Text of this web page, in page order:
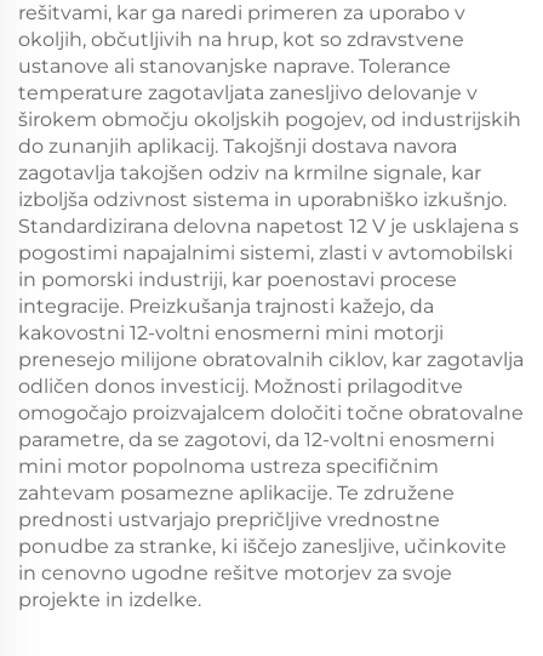
rešitvami, kar ga naredi primeren za uporabo v
okoljih, občutljivih na hrup, kot so zdravstvene
ustanove ali stanovanjske naprave. Tolerance
temperature zagotavljata zanesljivo delovanje v
širokem območju okoljskih pogojev, od industrijskih
do zunanjih aplikacij. Takojšnji dostava navora
zagotavlja takojšen odziv na krmilne signale, kar
izboljša odzivnost sistema in uporabniško izkušnjo.
Standardizirana delovna napetost 12 V je usklajena s
pogostimi napajalnimi sistemi, zlasti v avtomobilski
in pomorski industriji, kar poenostavi procese
integracije. Preizkušanja trajnosti kažejo, da
kakovostni 12-voltni enosmerni mini motorji
prenesejo milijone obratovalnih ciklov, kar zagotavlja
odličen donos investicij. Možnosti prilagoditve
omogočajo proizvajalcem določiti točne obratovalne
parametre, da se zagotovi, da 12-voltni enosmerni
mini motor popolnoma ustreza specifičnim
zahtevam posamezne aplikacije. Te združene
prednosti ustvarjajo prepričljive vrednostne
ponudbe za stranke, ki iščejo zanesljive, učinkovite
in cenovno ugodne rešitve motorjev za svoje
projekte in izdelke.